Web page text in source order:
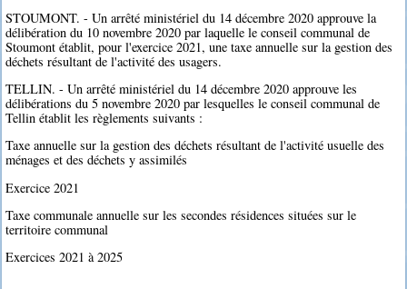
STOUMONT. - Un arrêté ministériel du 14 décembre 2020 approuve la
délibération du 10 novembre 2020 par laquelle le conseil communal de
Stoumont établit, pour l'exercice 2021, une taxe annuelle sur la gestion des
déchets résultant de l'activité des usagers.
TELLIN. - Un arrêté ministériel du 14 décembre 2020 approuve les
délibérations du 5 novembre 2020 par lesquelles le conseil communal de
Tellin établit les règlements suivants :
Taxe annuelle sur la gestion des déchets résultant de l'activité usuelle des
ménages et des déchets y assimilés
Exercice 2021
Taxe communale annuelle sur les secondes résidences situées sur le
territoire communal
Exercices 2021 à 2025